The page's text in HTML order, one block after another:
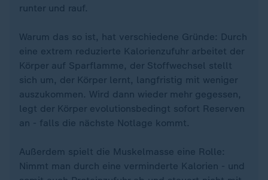
runter und rauf.
Warum das so ist, hat verschiedene Gründe: Durch
eine extrem reduzierte Kalorienzufuhr arbeitet der
Körper auf Sparflamme, der Stoffwechsel stellt
sich um, der Körper lernt, langfristig mit weniger
auszukommen. Wird dann wieder mehr gegessen,
legt der Körper evolutionsbedingt sofort Reserven
an - falls die nächste Notlage kommt.
Außerdem spielt die Muskelmasse eine Rolle:
Nimmt man durch eine verminderte Kalorien - und